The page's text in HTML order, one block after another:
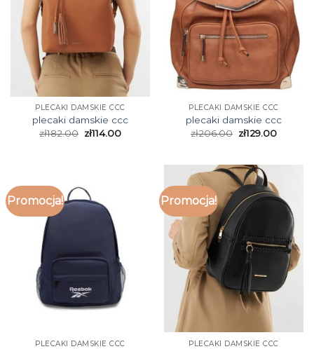
PLECAKI DAMSKIE CCC
plecaki damskie ccc
zł182.00 zł114.00
PLECAKI DAMSKIE CCC
plecaki damskie ccc
zł206.00 zł129.00
Promocja!
PLECAKI DAMSKIE CCC
Promocja!
PLECAKI DAMSKIE CCC